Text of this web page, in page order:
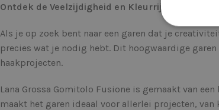
Ontdek de Veelzijdigheid en Kleurrijke Charme
Als je op zoek bent naar een garen dat je
precies wat je nodig hebt. Dit hoogwaardige
haakprojecten.
Lana Grossa Gomitolo Fusione is gemaakt van
maakt het garen ideaal voor allerlei projecten,